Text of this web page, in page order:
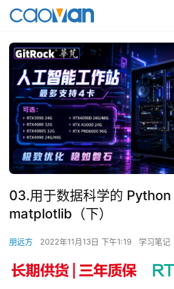
03.用于数据科学的 Python
matplotlib（下）
朋远方 2022年11月13日 下午1:19 学习笔记